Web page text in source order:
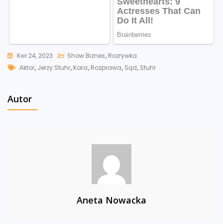
Kwi 24, 2023 Show Biznes, Rozrywka
Tags
Aktor, Jerzy Stuhr, Kara, Rozprawa, Sąd, Stuhr
Autor
Aneta Nowacka